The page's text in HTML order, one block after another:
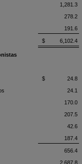
1,281.3
278.2
191.6
$ 6,102.4
$ 24.8
24.1
170.0
207.5
42.6
187.4
656.4
2,687.8